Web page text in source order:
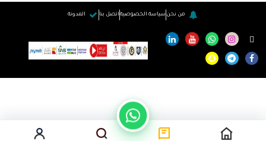
من نحن سياسة الخصوصية اتصل بنا المدونة